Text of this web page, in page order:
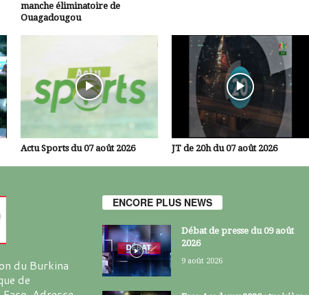
manche éliminatoire de
Ouagadougou
Actu Sports du 07 août 2026 JT de 20h du 07 août 2026
du Burkina
de
ENCORE PLUS NEWS
Débat de presse du 09 août
2026
9 août 2026